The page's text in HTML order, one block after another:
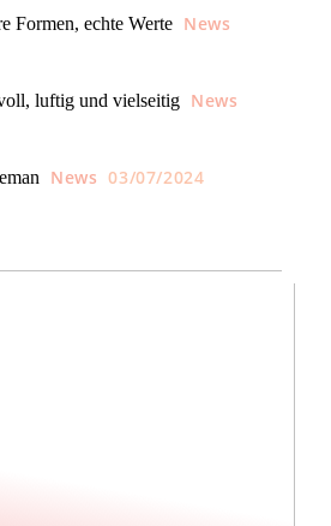
Formen, echte Werte News
luftig und vielseitig News
News 03/07/2024